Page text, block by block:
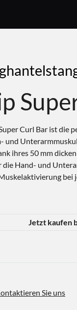
Curl Bar ist die
und
ihres 50 mm
die Hand- und
bei
Jetzt kaufen
Sie uns